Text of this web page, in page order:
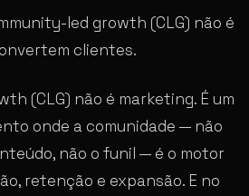
led growth (CLG) não é
clientes.
(CLG) não é marketing. É um
onde a comunidade — não
não o funil — é o motor
retenção e expansão. E no